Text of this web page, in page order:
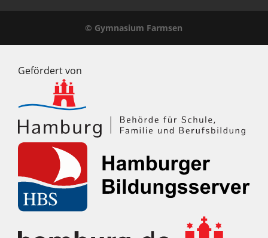
© Gymnasium Farmsen
Gefördert von